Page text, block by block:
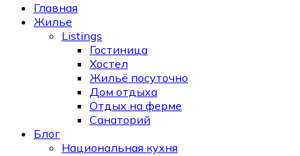
Главная
Жилье
Listings
Гостиница
Хостел
Жильё посуточно
Дом отдыха
Отдых на ферме
Санаторий
Блог
Национальная кухня